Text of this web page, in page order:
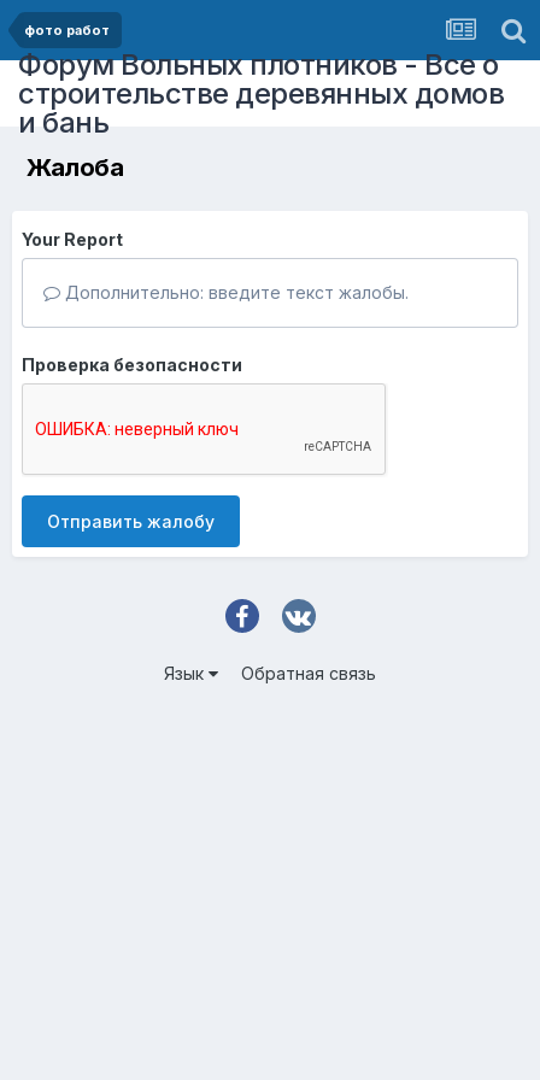
фото работ
Форум Вольных плотников - Все о
строительстве деревянных домов
и бань
Жалоба
Your Report
Дополнительно: введите текст жалобы.
Проверка безопасности
Отправить жалобу
Язык Обратная связь